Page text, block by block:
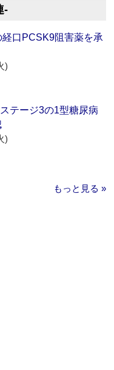
‐
口PCSK9阻害薬を承
)
テージ3の1型糖尿病
)
もっと見る »